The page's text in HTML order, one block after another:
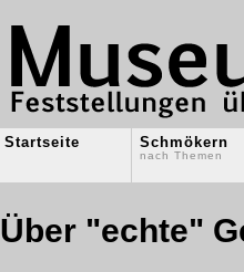
Startseite Schmökern
nach Themen
Über "echte"